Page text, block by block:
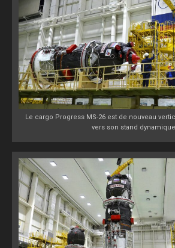
Le cargo Progress MS-26 est de nouveau
vers son stand